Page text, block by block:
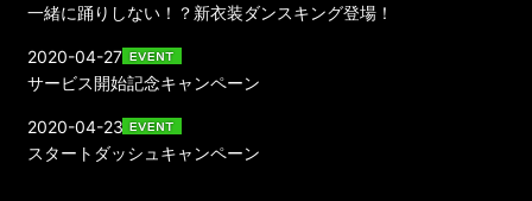
一緒に踊りしない！？新衣装ダンスキング登場！
サービス開始記念キャンペーン
2020-04-27
スタートダッシュキャンペーン
2020-04-23